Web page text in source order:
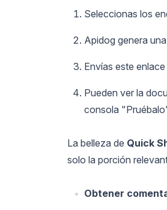
Seleccionas los
Apidog genera
Envías este
Pueden ver la
consola
La belleza de Quick
solo la porción
Obtener